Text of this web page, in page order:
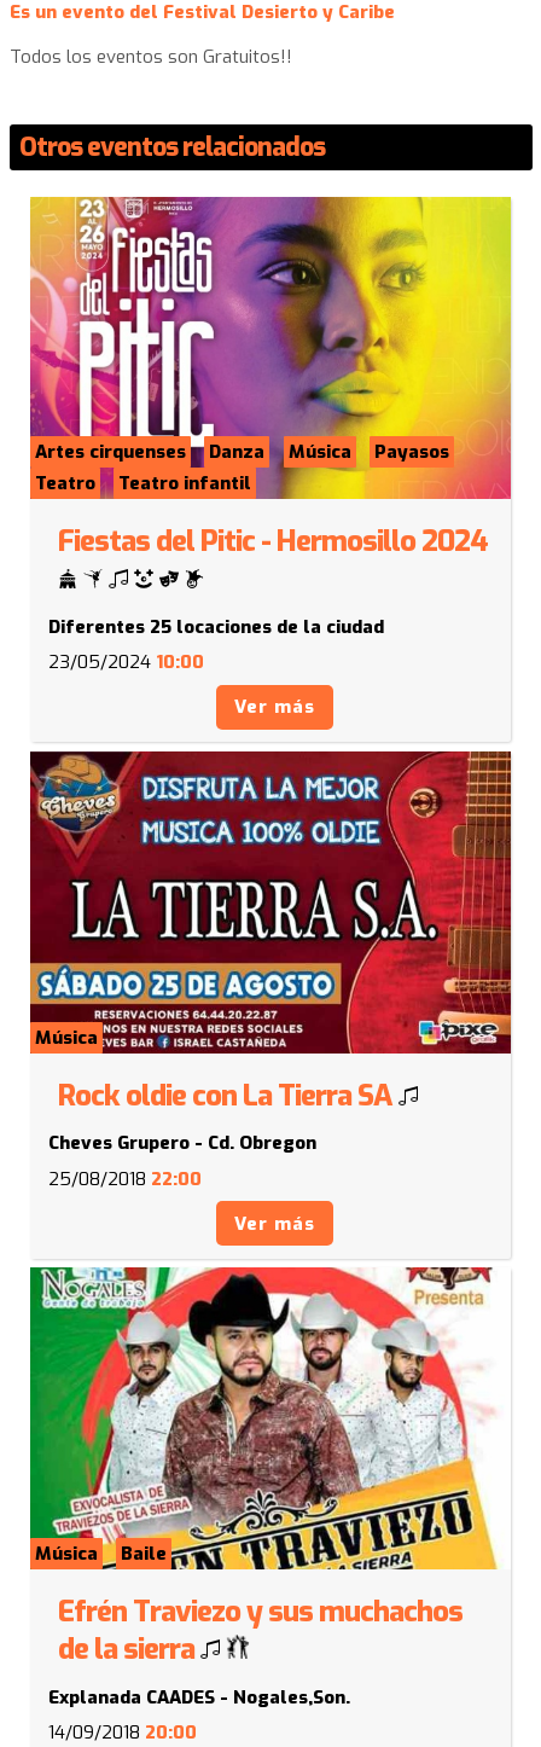
Es un evento del Festival Desierto y Caribe
Todos los eventos son Gratuitos!!
Otros eventos relacionados
Artes cirquenses Danza Música
Payasos
Teatro
Teatro infantil
Fiestas del Pitic - Hermosillo 2024
Diferentes 25 locaciones de la ciudad
23/05/2024 10:00
Ver más
Música
Rock oldie con La Tierra SA
Cheves Grupero - Cd. Obregon
25/08/2018 22:00
Ver más
Música Baile
Efrén Traviezo y sus muchachos
de la sierra
Explanada CAADES - Nogales,Son.
14/09/2018 20:00